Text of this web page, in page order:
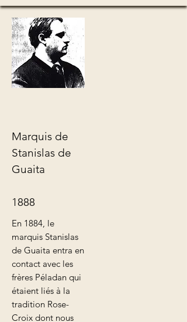
Marquis de
Stanislas de
Guaita
1888
En 1884, le
marquis Stanislas
de Guaita entra en
contact avec les
frères Péladan qui
étaient liés à la
tradition Rose-
Croix dont nous